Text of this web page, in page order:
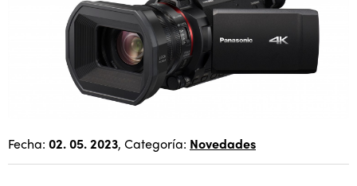
Fecha: 02. 05. 2023, Categoría: Novedades